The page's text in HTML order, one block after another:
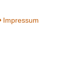
Impressum